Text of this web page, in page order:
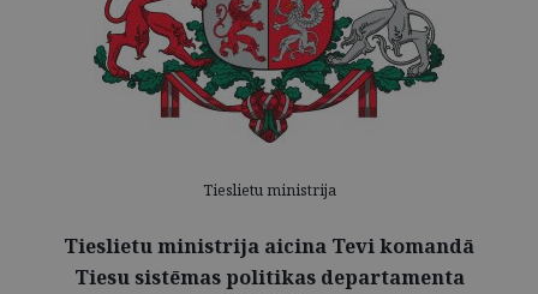
Tieslietu ministrija
Tieslietu ministrija aicina Tevi komandā
Tiesu sistēmas politikas departamenta